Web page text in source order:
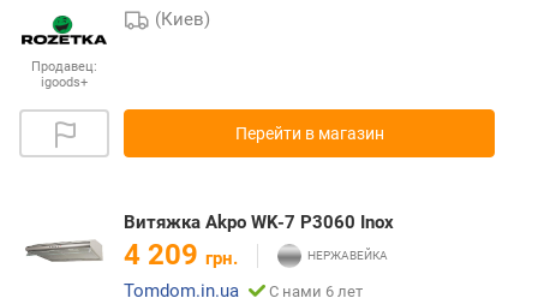
Продавец:
igoods+
(Киев)
Перейти в магазин
Витяжка Akpo WK-7 P3060 Inox
4 209 грн.
Tomdom.in.ua
С нами 6 лет